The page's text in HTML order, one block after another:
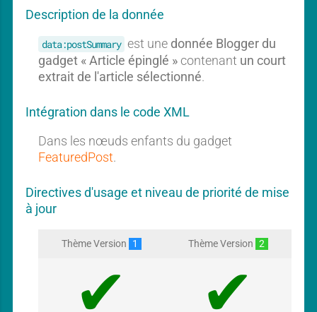
u
r
d
P
o
s
g
a
Description de la donnée
data:postSummary est une donnée Blogger du
gadget « Article épinglé » contenant un court
extrait de l'article sélectionné.
Intégration dans le code XML
Dans les nœuds enfants du gadget
FeaturedPost.
Directives d'usage et niveau de priorité de mise
à jour
Thème Version 1 Thème Version 2